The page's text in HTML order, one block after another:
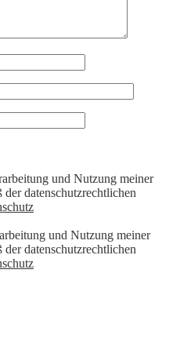
und Nutzung meiner
der datenschutzrechtlichen
und Nutzung meiner
der datenschutzrechtlichen